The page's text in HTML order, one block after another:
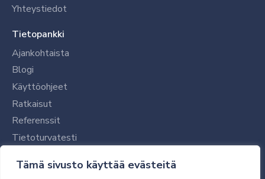
Tämä sivusto käyttää evästeitä
Yhteystiedot
Tietopankki
Ajankohtaista
Blogi
Käyttöohjeet
Ratkaisut
Referenssit
Tietoturvatesti
Tilaajalle